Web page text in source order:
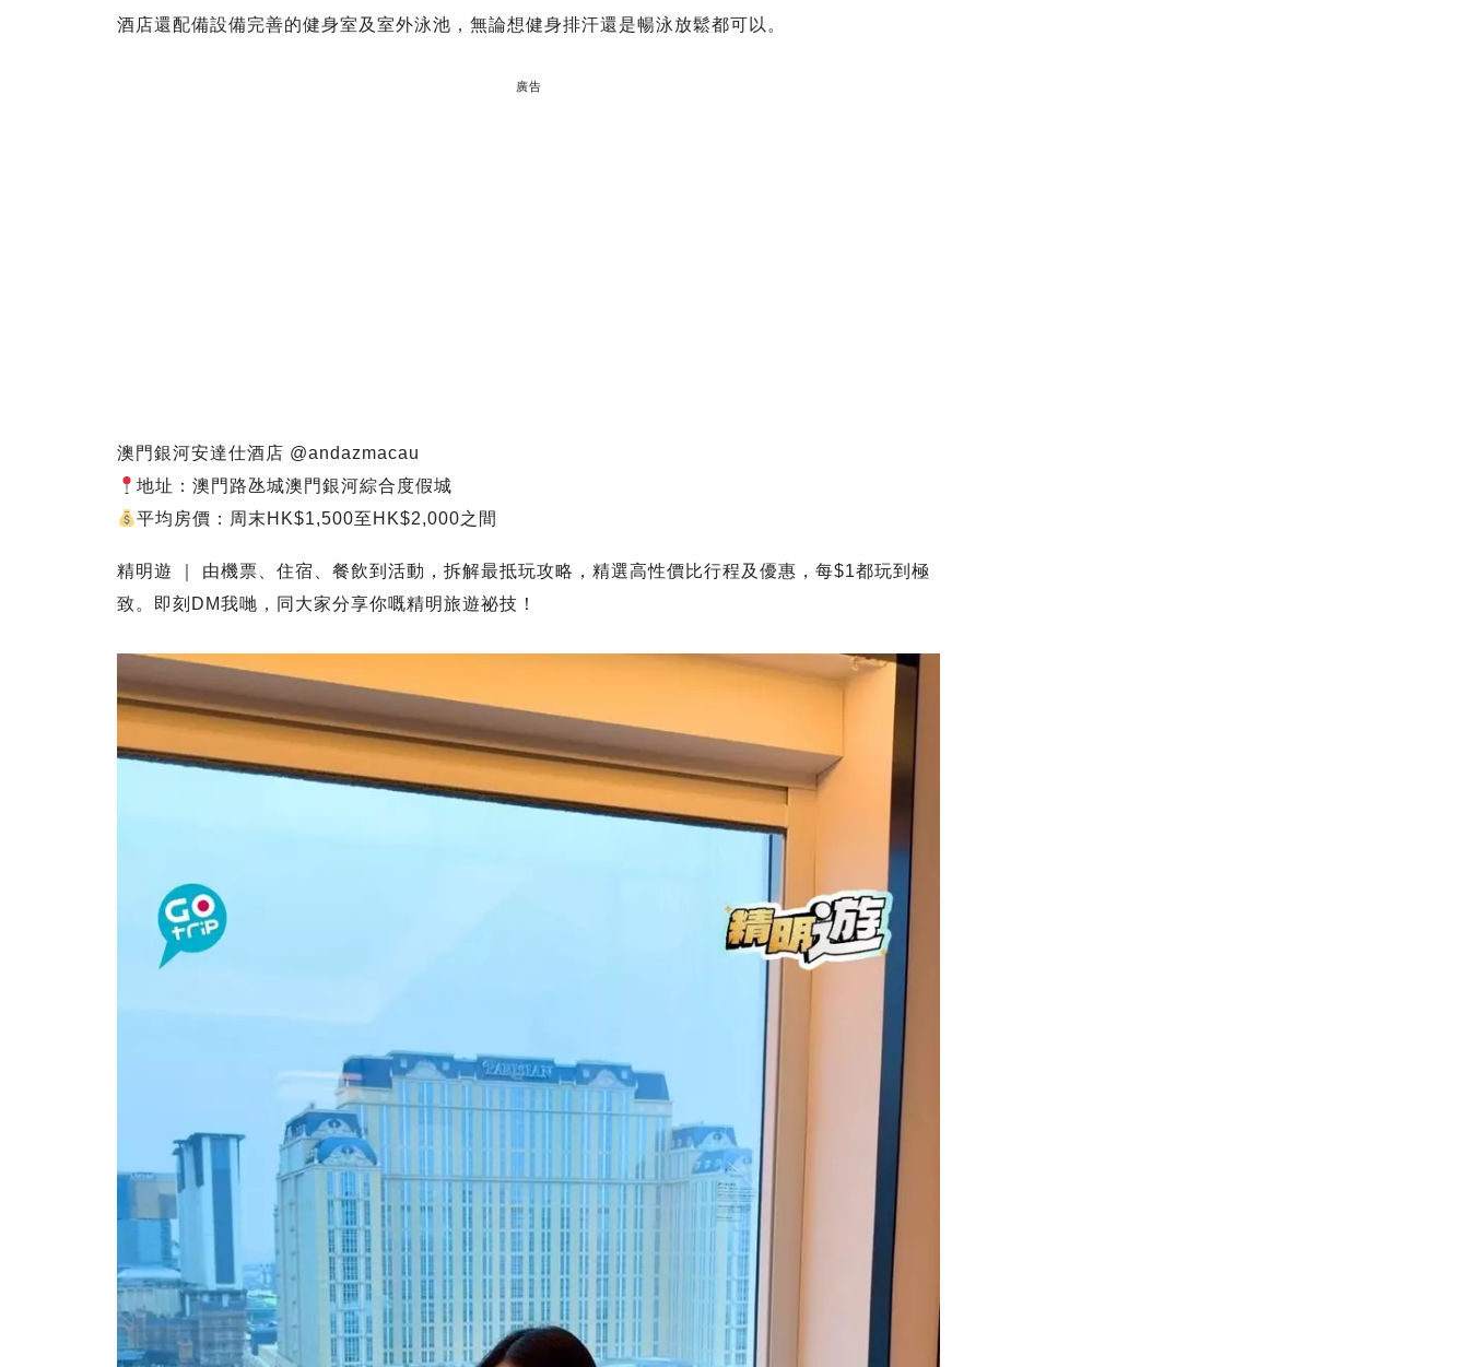
酒店還配備設備完善的健身室及室外泳池，無論想健身排汗還是暢泳放鬆都可以。
廣告
澳門銀河安達仕酒店 @andazmacau
地址：澳門路氹城澳門銀河綜合度假城
平均房價：周末HK$1,500至HK$2,000之間
精明遊 ｜ 由機票、住宿、餐飲到活動，拆解最抵玩攻略，精選高性價比行程及優惠，每$1都玩到極
致。即刻DM我哋，同大家分享你嘅精明旅遊祕技！